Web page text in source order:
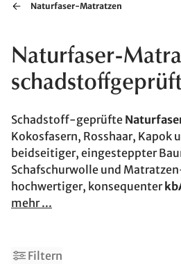
Naturfaser-Matratzen
Naturfaser-
Schadstoff-geprüfte
Kokosfasern, Rosshaar, Kapok
beidseitiger, eingesteppter
Schafschurwolle und
hochwertiger, konsequenter
mehr ...
Filtern